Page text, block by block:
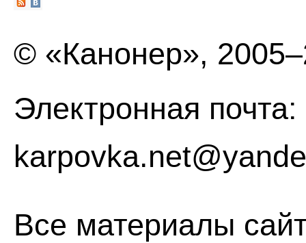
© «Канонер»,
Электронная почта:
Все материалы